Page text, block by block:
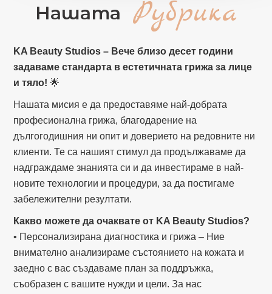
Нашата Рубрика
KA Beauty Studios – Вече близо десет години
задаваме стандарта в естетичната грижа за лице
и тяло!🌟
Нашата мисия е да предоставяме най-добрата
професионална грижа, благодарение на
дългогодишния ни опит и доверието на редовните ни
клиенти. Те са нашият стимул да продължаваме да
надграждаме знанията си и да инвестираме в най-
новите технологии и процедури, за да постигаме
забележителни резултати.
Какво можете да очаквате от KA Beauty Studios?
• Персонализирана диагностика и грижа – Ние
внимателно анализираме състоянието на кожата и
заедно с вас създаваме план за поддръжка,
съобразен с вашите нужди и цели. За нас